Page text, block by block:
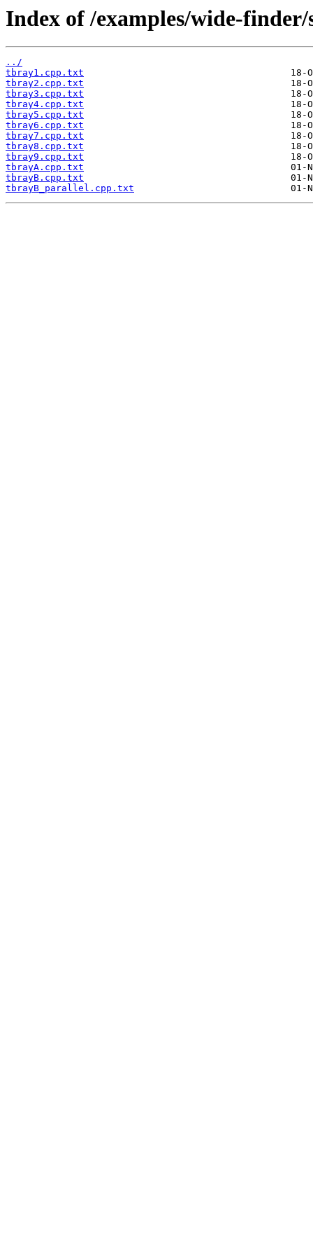
Index of /examples/wide-finder/
../
tbray1.cpp.txt
tbray2.cpp.txt
tbray3.cpp.txt
tbray4.cpp.txt
tbray5.cpp.txt
tbray6.cpp.txt
tbray7.cpp.txt
tbray8.cpp.txt
tbray9.cpp.txt
tbrayA.cpp.txt
tbrayB.cpp.txt
tbrayB_parallel.cpp.txt